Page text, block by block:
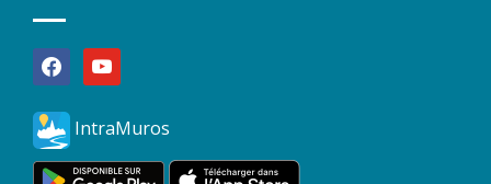
facebookyoutube
IntraMuros